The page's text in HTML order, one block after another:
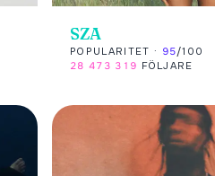
SZA
POPULARITET · 95/100
28 473 319 FÖLJARE